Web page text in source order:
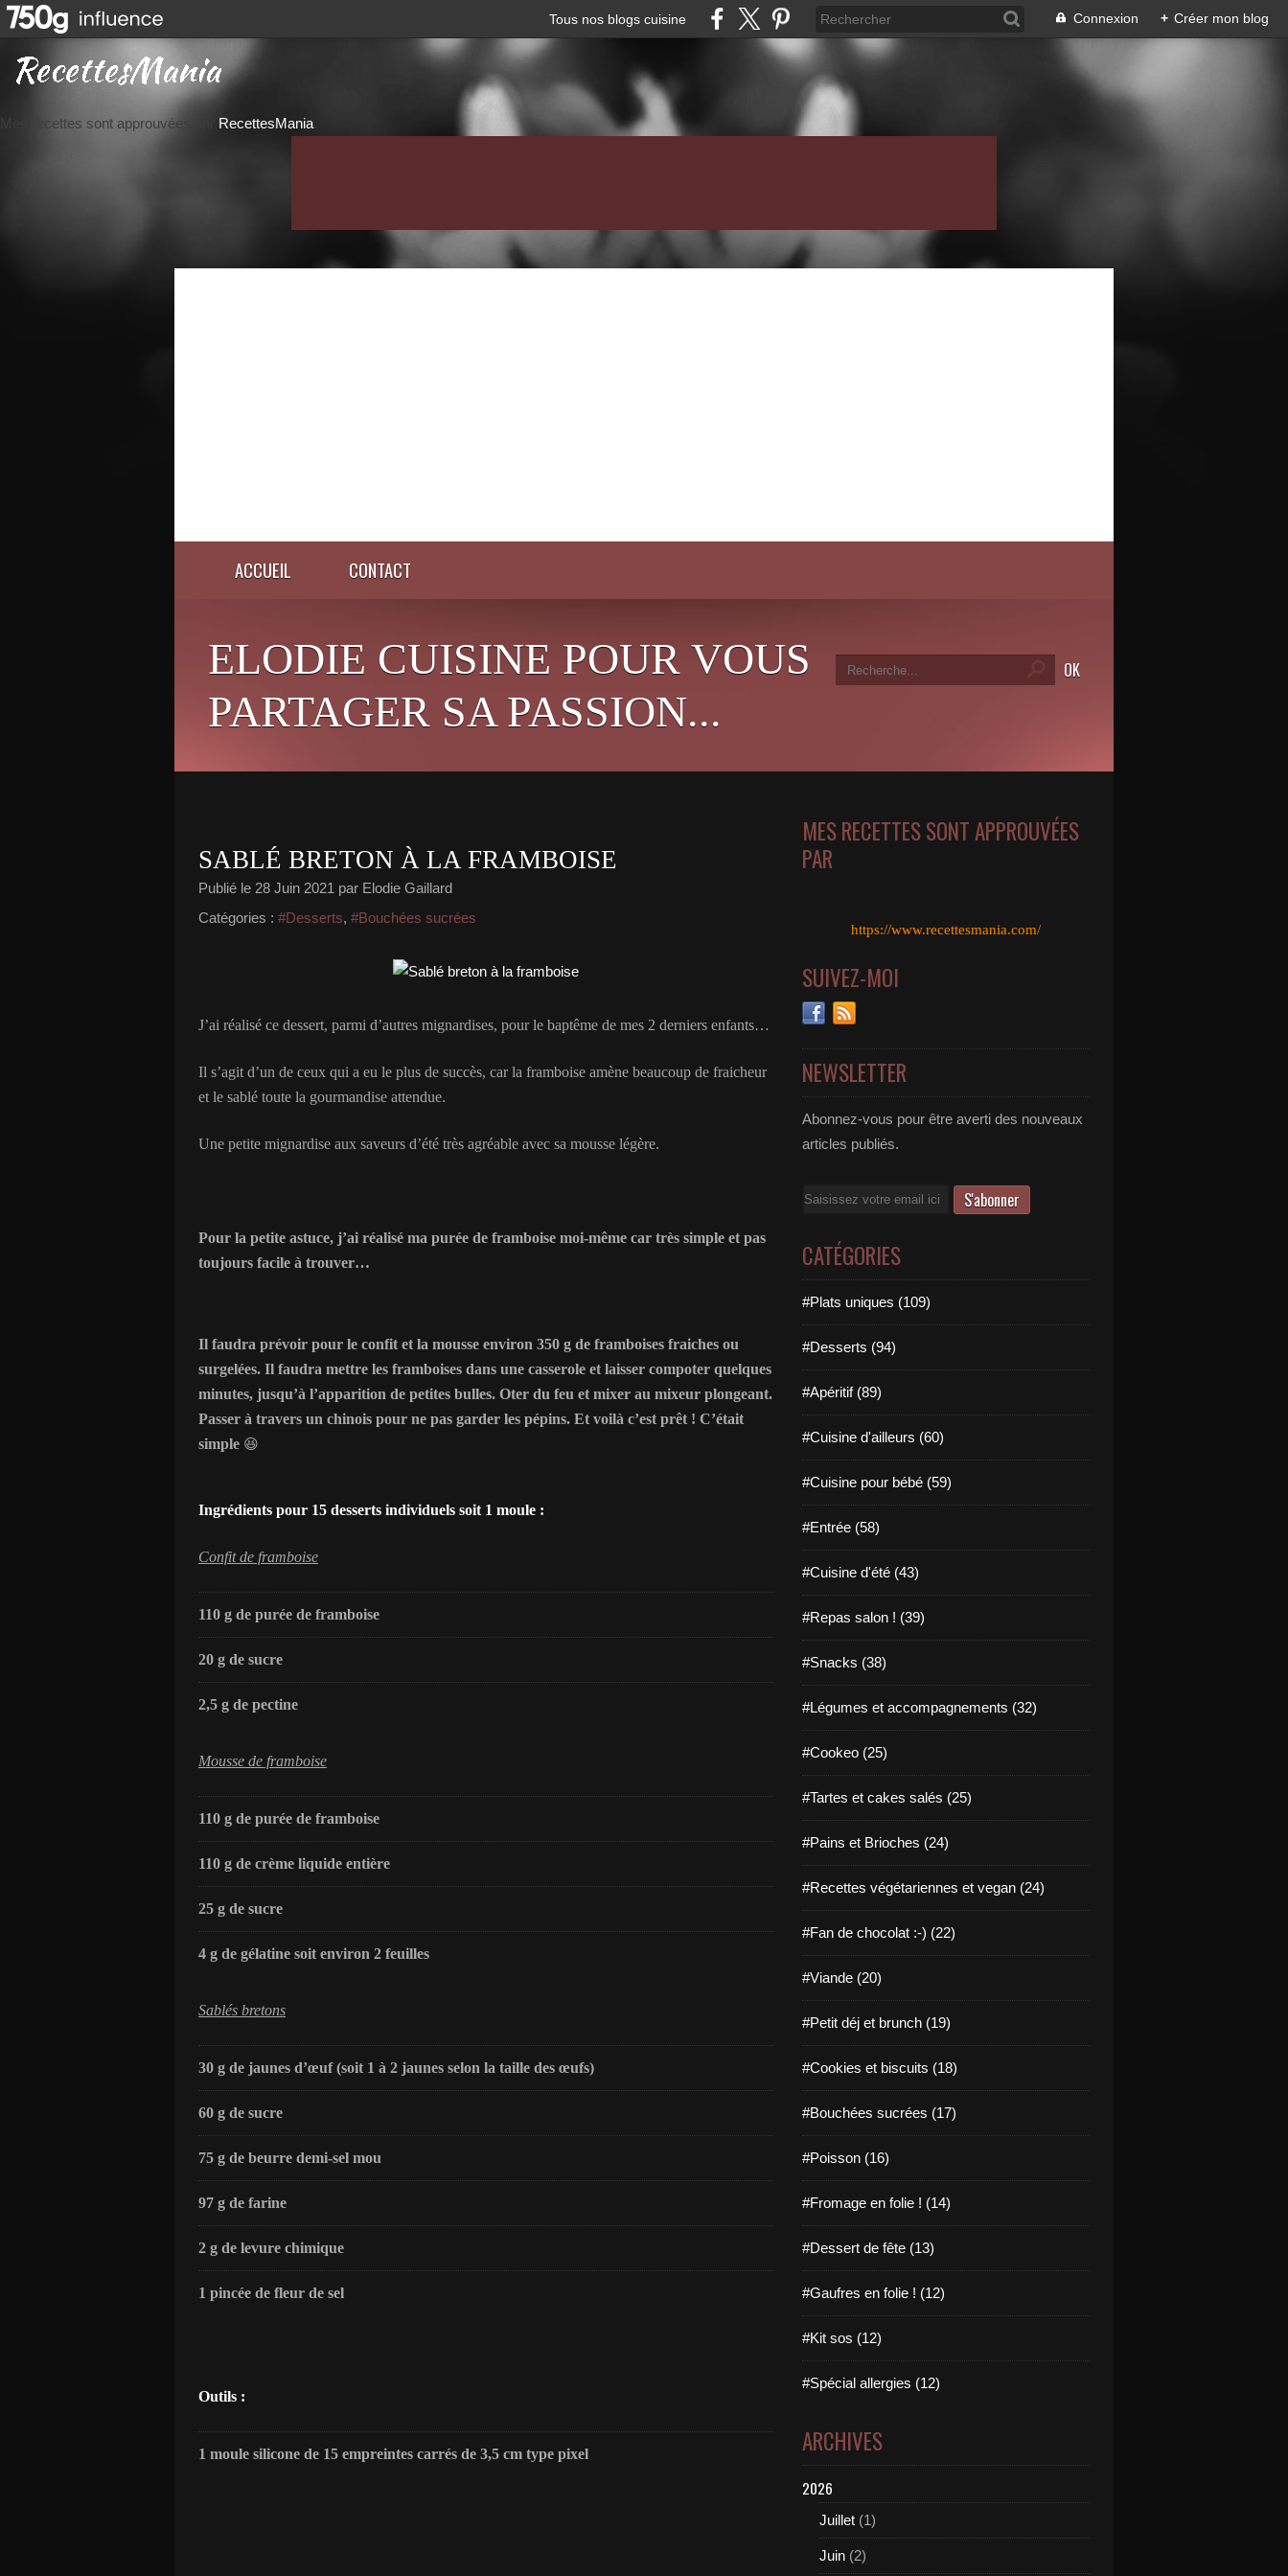
Mes recettes sont approuvées par RecettesMania
Tous nos blogs cuisine Connexion + Créer mon blog
ACCUEIL CONTACT
ELODIE CUISINE POUR VOUS
PARTAGER SA PASSION...
SABLÉ BRETON À LA FRAMBOISE
Publié le 28 Juin 2021 par Elodie Gaillard
Catégories : #Desserts, #Bouchées sucrées
J’ai réalisé ce dessert, parmi d’autres mignardises, pour le baptême de mes 2 derniers enfants…
Il s’agit d’un de ceux qui a eu le plus de succès, car la framboise amène beaucoup de fraicheur
et le sablé toute la gourmandise attendue.
Une petite mignardise aux saveurs d’été très agréable avec sa mousse légère.
Pour la petite astuce, j’ai réalisé ma purée de framboise moi-même car très simple et pas
toujours facile à trouver…
Il faudra prévoir pour le confit et la mousse environ 350 g de framboises fraiches ou
surgelées. Il faudra mettre les framboises dans une casserole et laisser compoter quelques
minutes, jusqu’à l’apparition de petites bulles. Oter du feu et mixer au mixeur plongeant.
Passer à travers un chinois pour ne pas garder les pépins. Et voilà c’est prêt ! C’était
simple 😆
Ingrédients pour 15 desserts individuels soit 1 moule :
Confit de framboise
110 g de purée de framboise
20 g de sucre
2,5 g de pectine
Mousse de framboise
110 g de purée de framboise
110 g de crème liquide entière
25 g de sucre
4 g de gélatine soit environ 2 feuilles
Sablés bretons
30 g de jaunes d’œuf (soit 1 à 2 jaunes selon la taille des œufs)
60 g de sucre
75 g de beurre demi-sel mou
97 g de farine
2 g de levure chimique
1 pincée de fleur de sel
Outils :
1 moule silicone de 15 empreintes carrés de 3,5 cm type pixel
MES RECETTES SONT APPROUVÉES
PAR
https://www.recettesmania.com/
SUIVEZ-MOI
NEWSLETTER
Abonnez-vous pour être averti des nouveaux
articles publiés.
Email
CATÉGORIES
#Plats uniques (109)
#Desserts (94)
#Apéritif (89)
#Cuisine d'ailleurs (60)
#Cuisine pour bébé (59)
#Entrée (58)
#Cuisine d'été (43)
#Repas salon ! (39)
#Snacks (38)
#Légumes et accompagnements (32)
#Cookeo (25)
#Tartes et cakes salés (25)
#Pains et Brioches (24)
#Recettes végétariennes et vegan (24)
#Fan de chocolat :-) (22)
#Viande (20)
#Petit déj et brunch (19)
#Cookies et biscuits (18)
#Bouchées sucrées (17)
#Poisson (16)
#Fromage en folie ! (14)
#Dessert de fête (13)
#Gaufres en folie ! (12)
#Kit sos (12)
#Spécial allergies (12)
ARCHIVES
2026
Juillet (1)
Juin (2)